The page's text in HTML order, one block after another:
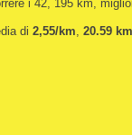
i 42, 195 km,
di 2,55/km 20.59